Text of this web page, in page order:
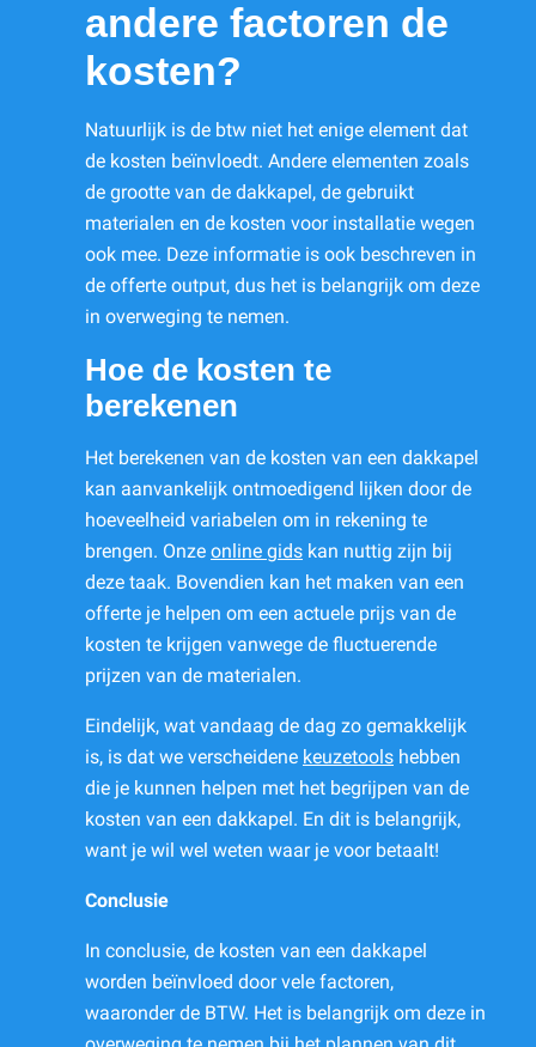
andere factoren de
kosten?
Natuurlijk is de btw niet het enige element dat
de kosten beïnvloedt. Andere elementen zoals
de grootte van de dakkapel, de gebruikt
materialen en de kosten voor installatie wegen
ook mee. Deze informatie is ook beschreven in
de offerte output, dus het is belangrijk om deze
in overweging te nemen.
Hoe de kosten te
berekenen
Het berekenen van de kosten van een dakkapel
kan aanvankelijk ontmoedigend lijken door de
hoeveelheid variabelen om in rekening te
brengen. Onze online gids kan nuttig zijn bij
deze taak. Bovendien kan het maken van een
offerte je helpen om een actuele prijs van de
kosten te krijgen vanwege de fluctuerende
prijzen van de materialen.
Eindelijk, wat vandaag de dag zo gemakkelijk
is, is dat we verscheidene keuzetools hebben
die je kunnen helpen met het begrijpen van de
kosten van een dakkapel. En dit is belangrijk,
want je wil wel weten waar je voor betaalt!
Conclusie
In conclusie, de kosten van een dakkapel
worden beïnvloed door vele factoren,
waaronder de BTW. Het is belangrijk om deze in